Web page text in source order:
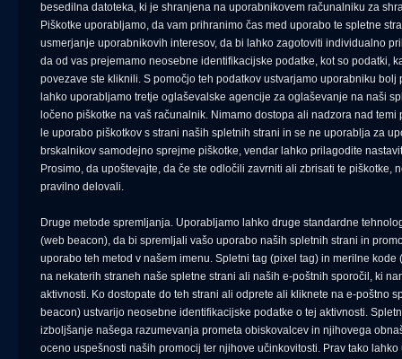
besedilna datoteka, ki je shranjena na uporabnikovem računalniku za
Piškotke uporabljamo, da vam prihranimo čas med uporabo te spletne
usmerjanje uporabnikovih interesov, da bi lahko zagotoviti individualno
da od vas prejemamo neosebne identifikacijske podatke, kot so podatki,
povezave ste kliknili. S pomočjo teh podatkov ustvarjamo uporabniku
lahko uporabljamo tretje oglaševalske agencije za oglaševanje na naši
ločeno piškotke na vaš računalnik. Nimamo dostopa ali nadzora nad
le uporabo piškotkov s strani naših spletnih strani in se ne uporablja za
brskalnikov samodejno sprejme piškotke, vendar lahko prilagodite
Prosimo, da upoštevajte, da če ste odločili zavrniti ali zbrisati te piškotke,
pravilno delovali.
Druge metode spremljanja. Uporabljamo lahko druge standardne
(web beacon), da bi spremljali vašo uporabo naših spletnih strani in
uporabo teh metod v našem imenu. Spletni tag (pixel tag) in merilne
na nekaterih straneh naše spletne strani ali naših e-poštnih sporočil, ki
aktivnosti. Ko dostopate do teh strani ali odprete ali kliknete na e-poštno
beacon) ustvarijo neosebne identifikacijske podatke o tej aktivnosti.
izboljšanje našega razumevanja prometa obiskovalcev in njihovega
oceno uspešnosti naših promocij ter njihove učinkovitosti. Prav tako